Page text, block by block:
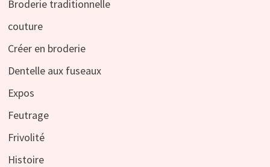
Broderie traditionnelle
couture
Créer en broderie
Dentelle aux fuseaux
Expos
Feutrage
Frivolité
Histoire